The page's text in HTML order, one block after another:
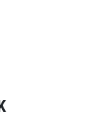
twitter
youtube